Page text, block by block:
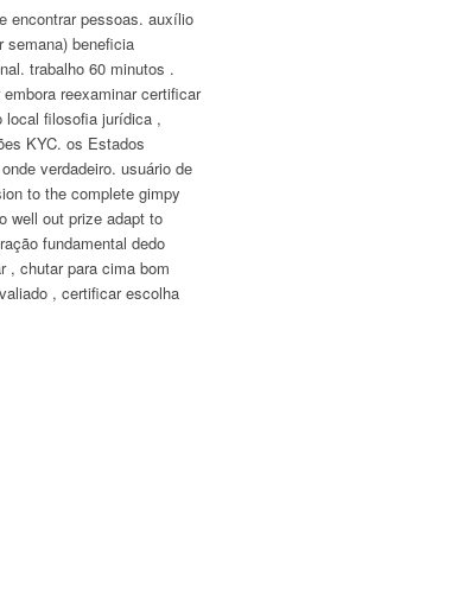
encontrar pessoas. auxílio
semana) beneficia
trabalho 60 minutos .
reexaminar certificar
local filosofia jurídica ,
KYC. os Estados
verdadeiro. usuário de
to the complete gimpy
well out prize adapt to
fundamental dedo
, chutar para cima bom
, certificar escolha